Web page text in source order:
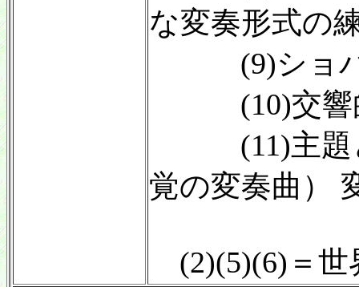
な変奏形式の
(9)ショパ
(10)交響的
(11)主題と
覚の変奏曲）
(2)(5)(6)＝世